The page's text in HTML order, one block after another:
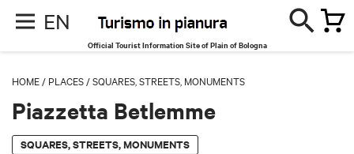
EN
Official Tourist Information Site of Plain of Bologna
HOME / PLACES /SQUARES, STREETS, MONUMENTS
Piazzetta Betlemme
SQUARES, STREETS, MONUMENTS